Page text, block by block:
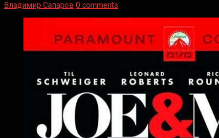
Владимир Сапаров 0 comments